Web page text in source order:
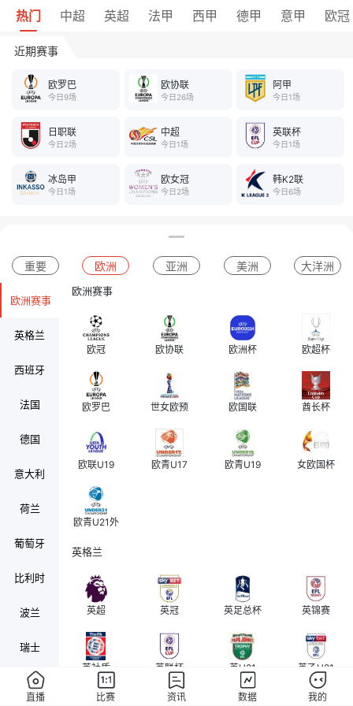
热门 中超 英超 法甲 西甲 德甲 意甲 欧冠
近期赛事
欧罗巴
今日9场
欧协联
今日26场
阿甲
今日1场
日职联
今日2场
中超
今日1场
英联杯
今日1场
冰岛甲
今日1场
欧女冠
今日2场
韩K2联
今日6场
重要 欧洲 亚洲 美洲 大洋洲
欧洲赛事
英格兰
西班牙
法国
德国
意大利
荷兰
葡萄牙
比利时
波兰
瑞士
奥地利
欧洲赛事
欧冠 欧协联 欧洲杯 欧超杯
欧罗巴 世女欧预 欧国联 酋长杯
欧联U19 欧青U17 欧青U19 女欧国杯
欧青U21外
英格兰
英超 英冠 英足总杯 英锦赛
英社盾 英联杯 英U21 英乙U21
直播 比赛 资讯 数据 我的